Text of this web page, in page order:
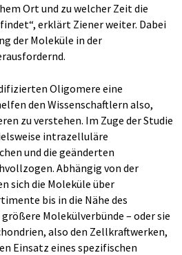
Ort und zu welcher Zeit die
erklärt Ziener weiter. Dabei
der Moleküle in der
Oligomere eine
den Wissenschaftlern also,
zu verstehen. Im Zuge der Studie
intrazelluläre
und die geänderten
Abhängig von der
sich die Moleküle über
bis in die Nähe des
Molekülverbünde – oder sie
also den Zellkraftwerken,
Einsatz eines spezifischen